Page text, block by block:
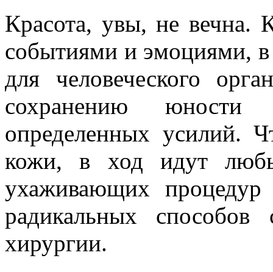
Красота, увы, не
событиями и эмоциями, в
для человеческого
сохранению юности
определенных усилий.
кожи, в ход идут
ухаживающих
радикальных способов
хирургии.